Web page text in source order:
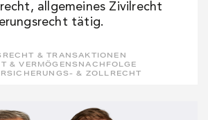
allgemeines Zivilrecht
tätig.
& TRANSAKTIONEN
& VERMÖGENSNACHFOLGE
& ZOLLRECHT